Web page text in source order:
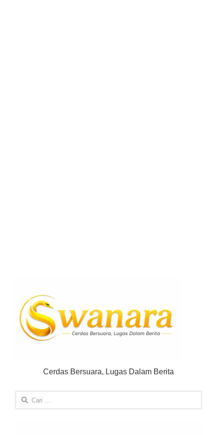
Cerdas Bersuara, Lugas Dalam Berita
Cari